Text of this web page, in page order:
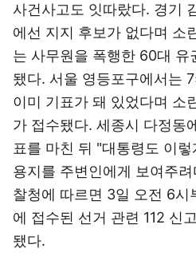
사건사고도 잇따랐다. 경기
에선 지지 후보가 없다며 소
는 사무원을 폭행한 60대 유
됐다. 서울 영등포구에서는
이미 기표가 돼 있었다며 소
가 접수됐다. 세종시 다정동
표를 마친 뒤 "대통령도 이
용지를 주변인에게 보여주
찰청에 따르면 3일 오전 6시
에 접수된 선거 관련 112 신
됐다.